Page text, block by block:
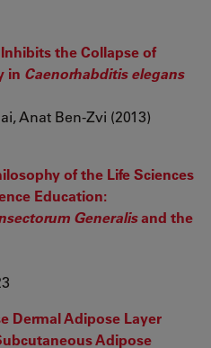
the Collapse of
in Caenorhabditis elegans
Anat Ben-Zvi (2013)
of the Life Sciences
Education:
Generalisand the
Dermal Adipose Layer
Adipose